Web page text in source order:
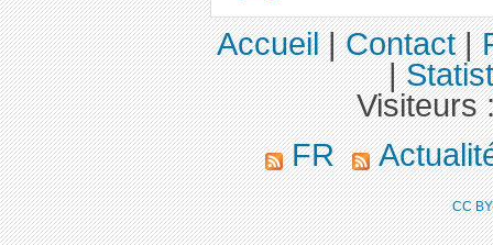
Accueil|Contact|
|
Visiteurs
FR
CC